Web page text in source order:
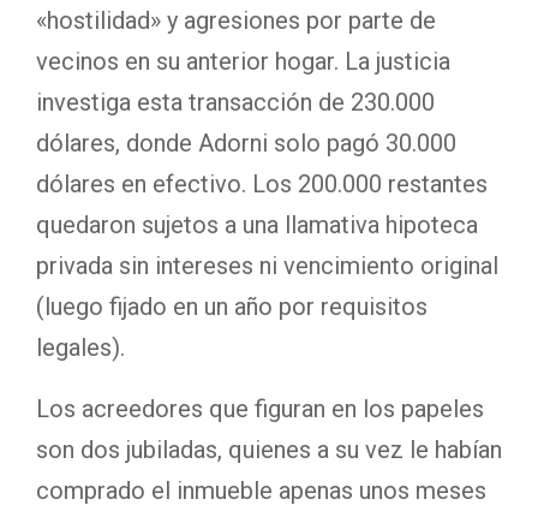
«hostilidad» y agresiones por parte de
vecinos en su anterior hogar. La justicia
investiga esta transacción de 230.000
dólares, donde Adorni solo pagó 30.000
dólares en efectivo. Los 200.000 restantes
quedaron sujetos a una llamativa hipoteca
privada sin intereses ni vencimiento original
(luego fijado en un año por requisitos
legales).
Los acreedores que figuran en los papeles
son dos jubiladas, quienes a su vez le habían
comprado el inmueble apenas unos meses